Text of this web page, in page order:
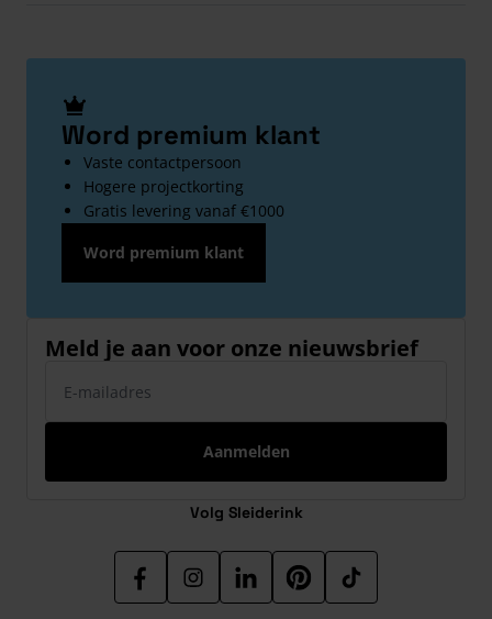
Word premium klant
Vaste contactpersoon
Hogere projectkorting
Gratis levering vanaf €1000
Word premium klant
Meld je aan voor onze nieuwsbrief
Aanmelden
Volg Sleiderink